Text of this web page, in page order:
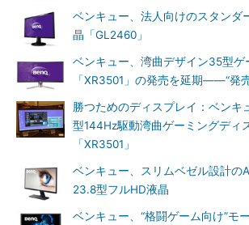
ベンキュー、法人向けのスタンダ
晶「GL2460」
ベンキュー、湾曲デザイン35型ゲ
「XR3501」の発売を延期――“発
勝つためのディスプレイ：ベンキ
型144Hz駆動湾曲ゲーミングディ
「XR3501」
ベンキュー、スリムベゼル設計の
23.8型フルHD液晶
ベンキュー、“格闘ゲーム向け”モ